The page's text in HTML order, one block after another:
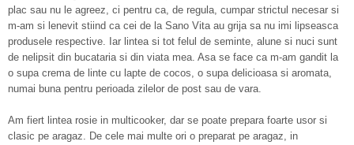
plac sau nu le agreez, ci pentru ca, de regula, cumpar strictul necesar si
m-am si lenevit stiind ca cei de la Sano Vita au grija sa nu imi lipseasca
produsele respective. Iar lintea si tot felul de seminte, alune si nuci sunt
de nelipsit din bucataria si din viata mea. Asa se face ca m-am gandit la
o supa crema de linte cu lapte de cocos, o supa delicioasa si aromata,
numai buna pentru perioada zilelor de post sau de vara.
Am fiert lintea rosie in multicooker, dar se poate prepara foarte usor si
clasic pe aragaz. De cele mai multe ori o preparat pe aragaz, in